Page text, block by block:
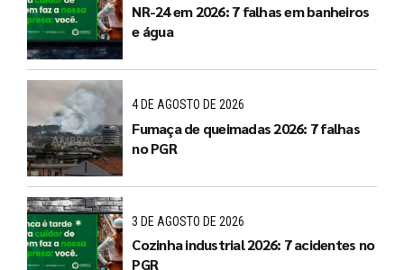
NR-24 em 2026: 7 falhas em banheiros
e água
4 DE AGOSTO DE 2026
Fumaça de queimadas 2026: 7 falhas
no PGR
3 DE AGOSTO DE 2026
Cozinha industrial 2026: 7 acidentes no
PGR